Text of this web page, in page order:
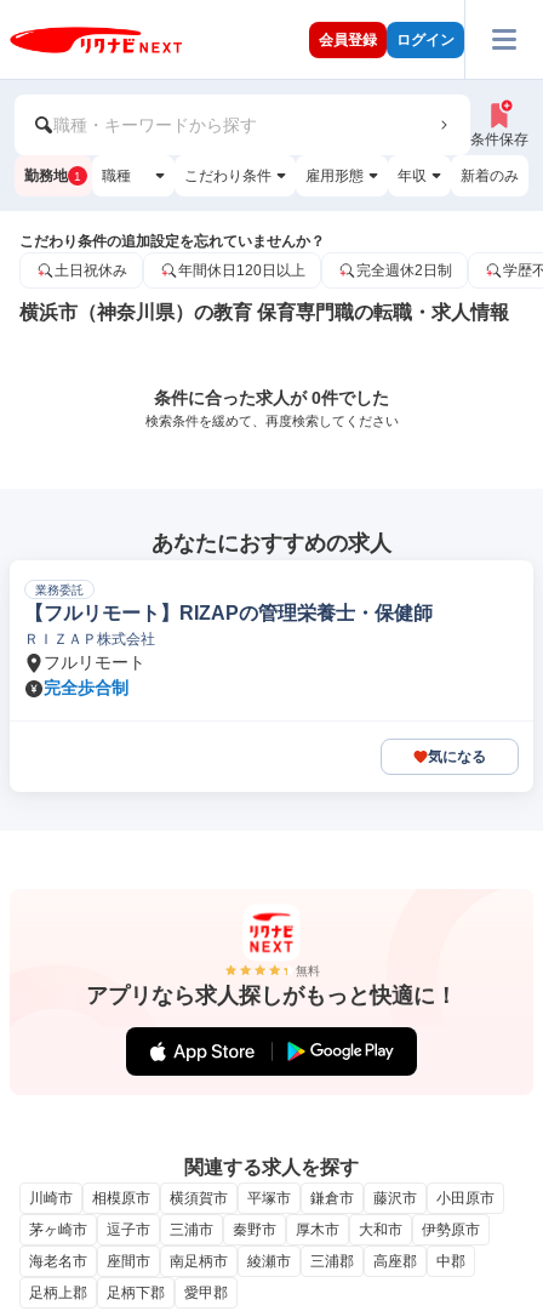
会員登録 ログイン
職種・キーワードから探す
条件保存
勤務地 1 職種 こだわり条件 雇用形態 年収 新着のみ
こだわり条件の追加設定を忘れていませんか？
土日祝休み
年間休日120日以上 完全週休2日制 学歴
横浜市（神奈川県）の教育 保育専門職の転職・求人情報
条件に合った求人が 0件でした
検索条件を緩めて、再度検索してください
あなたにおすすめの求人
業務委託
【フルリモート】RIZAPの管理栄養士・保健師
ＲＩＺＡＰ株式会社
フルリモート
完全歩合制
気になる
無料
アプリなら求人探しがもっと快適に！
関連する求人を探す
川崎市 相模原市 横須賀市 平塚市 鎌倉市 藤沢市
小田原市
茅ヶ崎市
逗子市 三浦市 秦野市 厚木市 大和市
伊勢原市
海老名市
座間市 南足柄市 綾瀬市 三浦郡 高座郡
中郡
足柄上郡
足柄下郡 愛甲郡